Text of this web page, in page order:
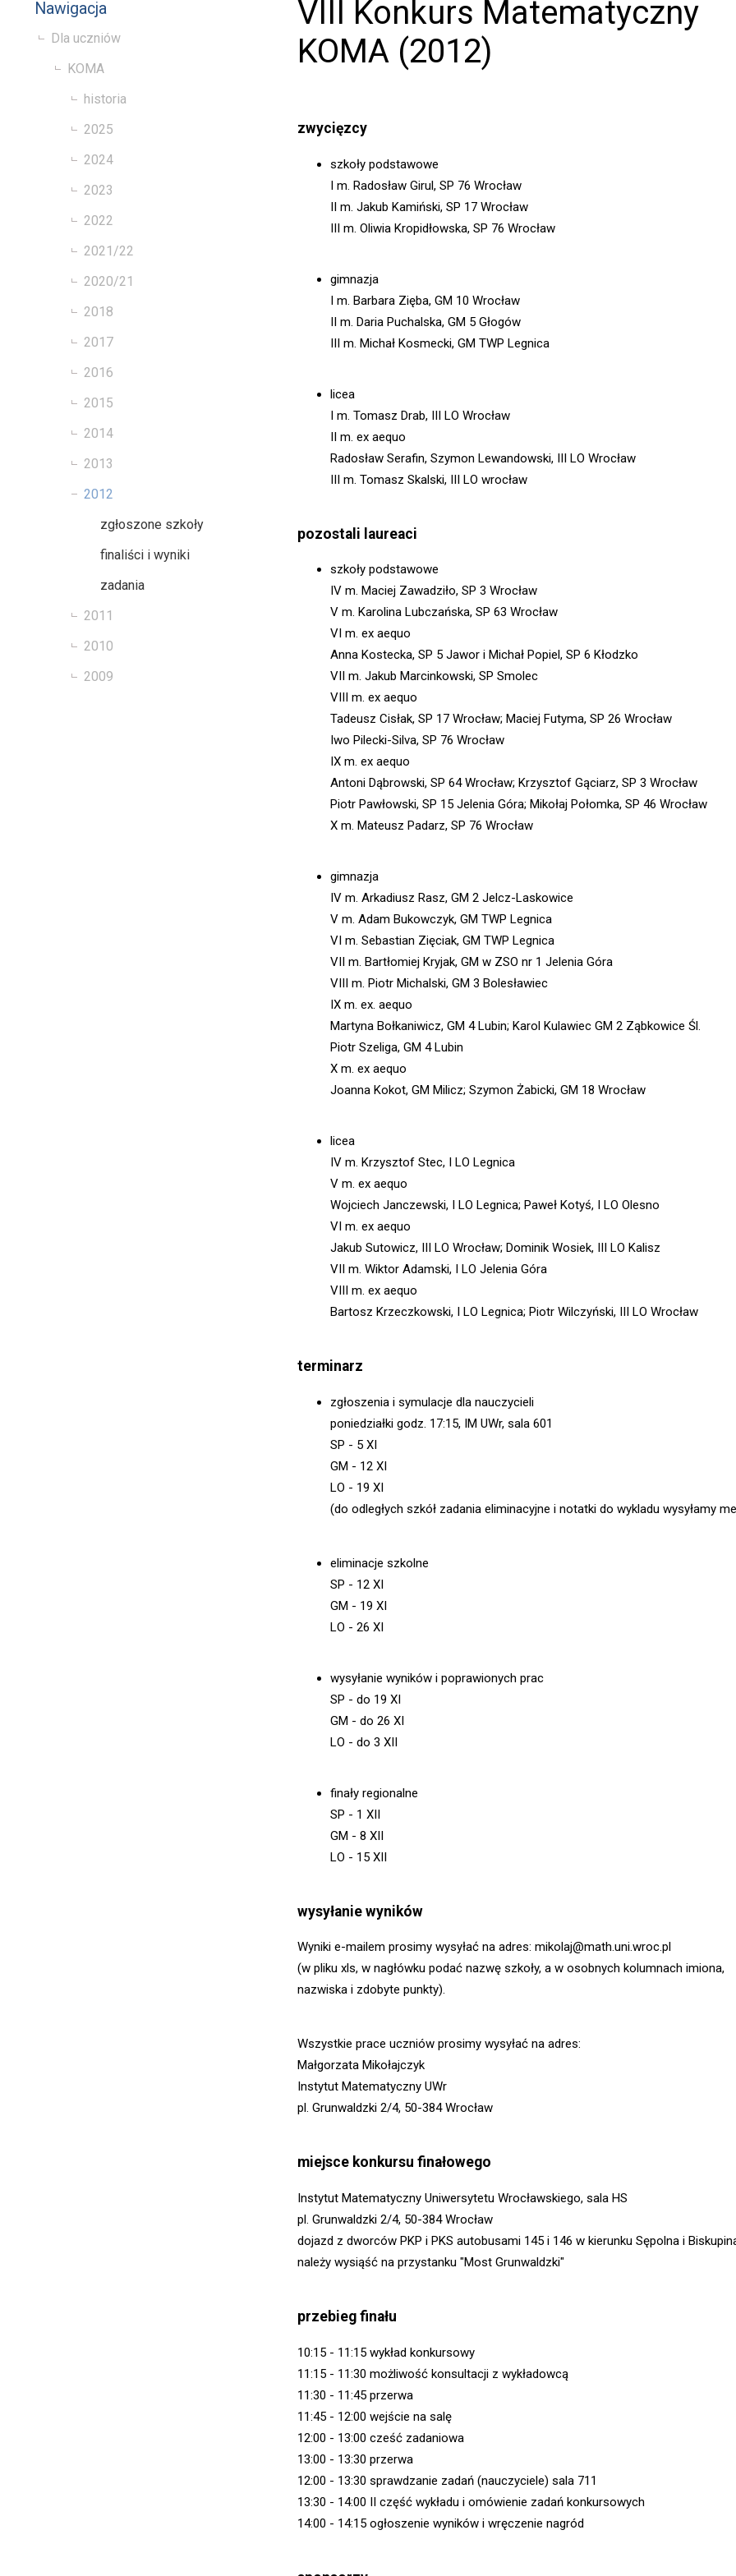
Nawigacja
Dla uczniów
KOMA
historia
2025
2024
2023
2022
2021/22
2020/21
2018
2017
2016
2015
2014
2013
2012
zgłoszone szkoły
finaliści i wyniki
zadania
2011
2010
2009
VIII Konkurs Matematyczny
KOMA (2012)
zwycięzcy
szkoły podstawowe
I m. Radosław Girul, SP 76 Wrocław
II m. Jakub Kamiński, SP 17 Wrocław
III m. Oliwia Kropidłowska, SP 76 Wrocław
gimnazja
I m. Barbara Zięba, GM 10 Wrocław
II m. Daria Puchalska, GM 5 Głogów
III m. Michał Kosmecki, GM TWP Legnica
licea
I m. Tomasz Drab, III LO Wrocław
II m. ex aequo
Radosław Serafin, Szymon Lewandowski, III LO Wrocław
III m. Tomasz Skalski, III LO wrocław
pozostali laureaci
szkoły podstawowe
IV m. Maciej Zawadziło, SP 3 Wrocław
V m. Karolina Lubczańska, SP 63 Wrocław
VI m. ex aequo
Anna Kostecka, SP 5 Jawor i Michał Popiel, SP 6 Kłodzko
VII m. Jakub Marcinkowski, SP Smolec
VIII m. ex aequo
Tadeusz Cisłak, SP 17 Wrocław; Maciej Futyma, SP 26 Wrocław
Iwo Pilecki-Silva, SP 76 Wrocław
IX m. ex aequo
Antoni Dąbrowski, SP 64 Wrocław; Krzysztof Gąciarz, SP 3 Wrocław
Piotr Pawłowski, SP 15 Jelenia Góra; Mikołaj Połomka, SP 46 Wrocław
X m. Mateusz Padarz, SP 76 Wrocław
gimnazja
IV m. Arkadiusz Rasz, GM 2 Jelcz-Laskowice
V m. Adam Bukowczyk, GM TWP Legnica
VI m. Sebastian Zięciak, GM TWP Legnica
VII m. Bartłomiej Kryjak, GM w ZSO nr 1 Jelenia Góra
VIII m. Piotr Michalski, GM 3 Bolesławiec
IX m. ex. aequo
Martyna Bołkaniwicz, GM 4 Lubin; Karol Kulawiec GM 2 Ząbkowice Śl.
Piotr Szeliga, GM 4 Lubin
X m. ex aequo
Joanna Kokot, GM Milicz; Szymon Żabicki, GM 18 Wrocław
licea
IV m. Krzysztof Stec, I LO Legnica
V m. ex aequo
Wojciech Janczewski, I LO Legnica; Paweł Kotyś, I LO Olesno
VI m. ex aequo
Jakub Sutowicz, III LO Wrocław; Dominik Wosiek, III LO Kalisz
VII m. Wiktor Adamski, I LO Jelenia Góra
VIII m. ex aequo
Bartosz Krzeczkowski, I LO Legnica; Piotr Wilczyński, III LO Wrocław
terminarz
zgłoszenia i symulacje dla nauczycieli
poniedziałki godz. 17:15, IM UWr, sala 601
SP - 5 XI
GM - 12 XI
LO - 19 XI
(do odległych szkół zadania eliminacyjne i notatki do wykladu wysyłamy
eliminacje szkolne
SP - 12 XI
GM - 19 XI
LO - 26 XI
wysyłanie wyników i poprawionych prac
SP - do 19 XI
GM - do 26 XI
LO - do 3 XII
finały regionalne
SP - 1 XII
GM - 8 XII
LO - 15 XII
wysyłanie wyników
Wyniki e-mailem prosimy wysyłać na adres: mikolaj@math.uni.wroc.pl
(w pliku xls, w nagłówku podać nazwę szkoły, a w osobnych kolumnach imiona,
nazwiska i zdobyte punkty).
Wszystkie prace uczniów prosimy wysyłać na adres:
Małgorzata Mikołajczyk
Instytut Matematyczny UWr
pl. Grunwaldzki 2/4, 50-384 Wrocław
miejsce konkursu finałowego
Instytut Matematyczny Uniwersytetu Wrocławskiego, sala HS
pl. Grunwaldzki 2/4, 50-384 Wrocław
dojazd z dworców PKP i PKS autobusami 145 i 146 w kierunku Sępolna i
należy wysiąść na przystanku "Most Grunwaldzki"
przebieg finału
10:15 - 11:15 wykład konkursowy
11:15 - 11:30 możliwość konsultacji z wykładowcą
11:30 - 11:45 przerwa
11:45 - 12:00 wejście na salę
12:00 - 13:00 cześć zadaniowa
13:00 - 13:30 przerwa
12:00 - 13:30 sprawdzanie zadań (nauczyciele) sala 711
13:30 - 14:00 II część wykładu i omówienie zadań konkursowych
14:00 - 14:15 ogłoszenie wyników i wręczenie nagród